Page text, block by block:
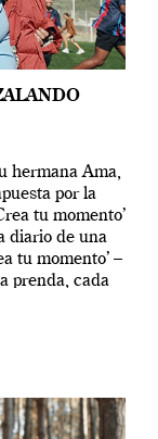
hermana Ama,
por la
tu momento’
diario de una
tu momento’ –
prenda, cada
[…]